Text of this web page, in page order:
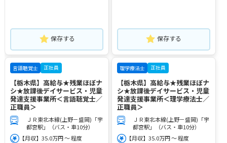
保存する 保存する
言語聴覚士 正社員
【栃木県】高給与★残業ほぼナ
シ★放課後デイサービス・児童
発達支援事業所＜言語聴覚士／
正職員＞
ＪＲ東北本線(上野－盛岡)「宇
都宮駅」（バス・車10分）
【月収】35.0万円 ～ 程度
理学療法士 正社員
【栃木県】高給与★残業ほぼナ
シ★放課後デイサービス・児童
発達支援事業所＜理学療法士／
正職員＞
ＪＲ東北本線(上野－盛岡)「宇
都宮駅」（バス・車10分）
【月収】35.0万円 ～ 程度